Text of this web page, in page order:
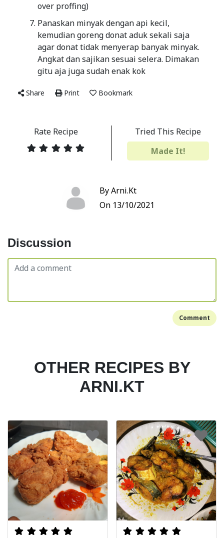
over proffing)
Panaskan minyak dengan api kecil,
kemudian goreng donat aduk sekali saja
agar donat tidak menyerap banyak minyak.
Angkat dan sajikan sesuai selera. Dimakan
gitu aja juga sudah enak kok
Share Print Bookmark
Rate Recipe
Tried This Recipe
Made It!
By Arni.Kt
On 13/10/2021
Discussion
Comment
OTHER RECIPES BY
ARNI.KT